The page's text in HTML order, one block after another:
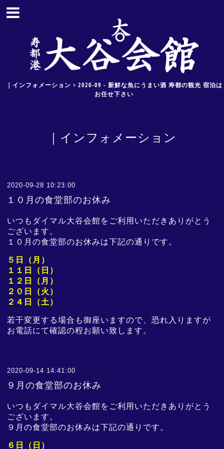
｜インフォメーション > 2020-09 - 新鮮な魚にうまい酒 寿都の観光 宿泊は
お任せ下さい
｜インフォメーション
2020-09-28 10:23:00
１０月の食堂部のお休み
いつもダイマル大谷会館をご利用いただきありがとう
ございます。
１０月の食堂部のお休みは下記の通りです。
５日（月）
１１日
（日）
１２日（月）
２０日（火）
２４日（土）
若干変更する場合も御座いますので、恐れ入りますが
お電話にて確認の程お願い致します。
2020-09-14 14:41:00
９月の食堂部のお休み
いつもダイマル大谷会館をご利用いただきありがとう
ございます。
９月の食堂部のお休みは下記の通りです。
６日（日）